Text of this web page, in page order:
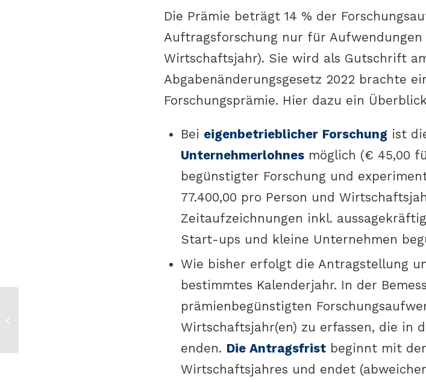
Die Prämie beträgt 14 % der
Auftragsforschung nur für Aufwendungen
Wirtschaftsjahr). Sie wird als Gutschrift
Abgabenänderungsgesetz 2022 brachte
Forschungsprämie. Hier dazu ein
Bei eigenbetrieblicher Forschung ist
Unternehmerlohnesmöglich (€ 45,00
begünstigter Forschung und
77.400,00 pro Person und
Zeitaufzeichnungen inkl.
Start-ups und kleine Unternehmen
Wie bisher erfolgt die Antragstellung
bestimmtes Kalenderjahr. In der
prämienbegünstigten
Wirtschaftsjahr(en) zu erfassen, die in
enden. Die Antragsfristbeginnt mit
Wirtschaftsjahres und endet